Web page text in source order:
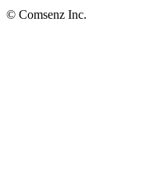
© Comsenz Inc.